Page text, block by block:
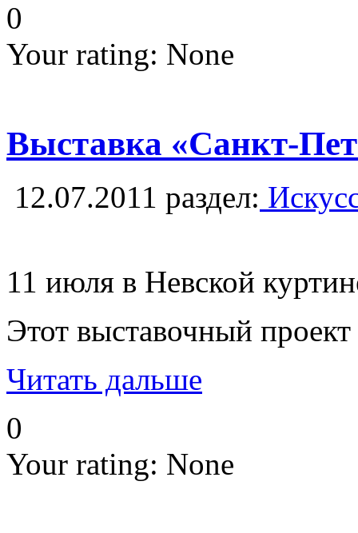
0
Your rating: None
Выставка «Санкт-
12.07.2011 раздел:
11 июля в Невской
Этот выставочный
Читать дальше
0
Your rating: None